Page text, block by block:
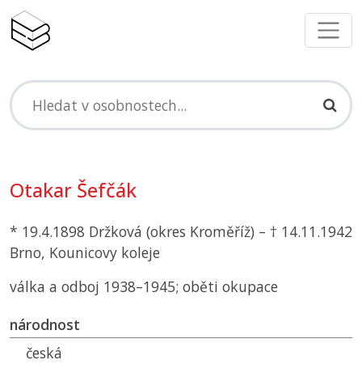
Otakar Šefčák
* 19.4.1898 Držková (okres Kroměříž) – † 14.11.1942
Brno, Kounicovy koleje
válka a odboj 1938–1945; oběti okupace
národnost
česká